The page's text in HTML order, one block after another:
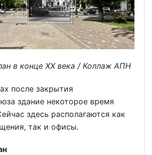
в конце ХХ века / Коллаж АПН
после закрытия
здание некоторое время
здесь располагаются как
так и офисы.